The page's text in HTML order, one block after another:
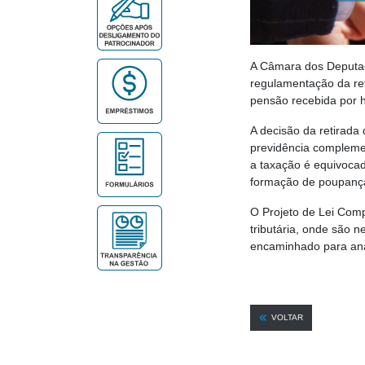
A Câmara dos
regulamentação da
pensão recebida por
A decisão da retirada
previdência
a taxação é
formação de
O Projeto de Lei
tributária, onde são
encaminhado para
VOLTAR